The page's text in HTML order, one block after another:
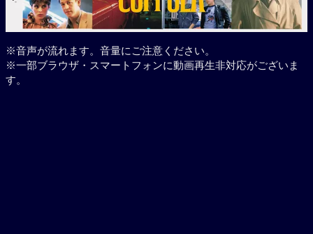
※音声が流れます。音量にご注意ください。
※一部ブラウザ・スマートフォンに動画再生非対応がございま
す。